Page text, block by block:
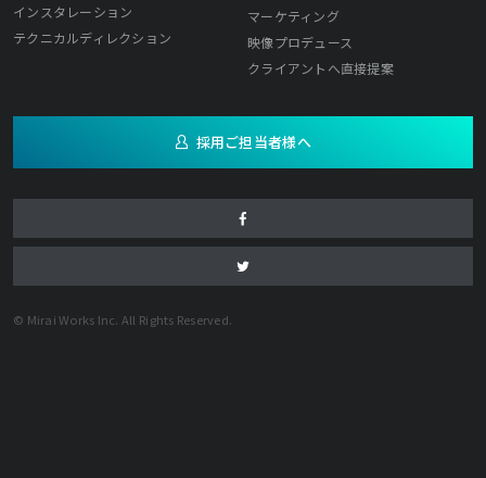
インスタレーション
テクニカルディレクション
マーケティング
映像プロデュース
クライアントへ直接提案
採用ご担当者様へ
© Mirai Works Inc. All Rights Reserved.